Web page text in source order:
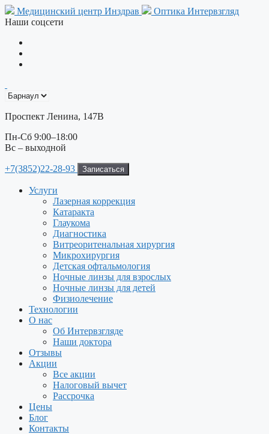
Перейти
к
Медицинский центр Инздрав
Оптика Интервзгляд
Наши соцсети
Проспект Ленина, 147В
Пн-Сб 9:00–18:00
Вс – выходной
+7(3852)22-28-93 Записаться
Услуги
Лазерная коррекция
Катаракта
Глаукома
Диагностика
Витреоритенальная хирургия
Микрохирургия
Детская офтальмология
Ночные линзы для взрослых
Ночные линзы для детей
Физиолечение
Технологии
О нас
Об Интервзгляде
Наши доктора
Отзывы
Акции
Все акции
Налоговый вычет
Рассрочка
Цены
Блог
Контакты